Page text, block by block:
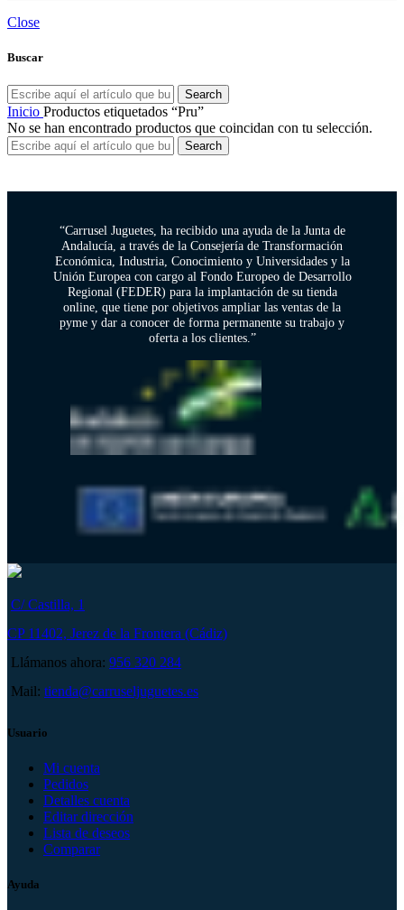
Close
Buscar
Search
Inicio Productos etiquetados “Pru”
No se han encontrado productos que coincidan con tu selección.
Search
“Carrusel Juguetes, ha recibido una ayuda de la Junta de
Andalucía, a través de la Consejería de Transformación
Económica, Industria, Conocimiento y Universidades y la
Unión Europea con cargo al Fondo Europeo de Desarrollo
Regional (FEDER) para la implantación de su tienda
online, que tiene por objetivos ampliar las ventas de la
pyme y dar a conocer de forma permanente su trabajo y
oferta a los clientes.”
C/ Castilla, 1
CP 11402, Jerez de la Frontera (Cádiz)
Llámanos ahora: 956 320 284
Mail: tienda@carruseljuguetes.es
Usuario
Mi cuenta
Pedidos
Detalles cuenta
Editar dirección
Lista de deseos
Comparar
Ayuda